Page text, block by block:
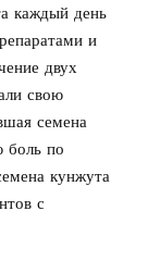
каждый день
и
двух
свою
семена
боль по
кунжута
с